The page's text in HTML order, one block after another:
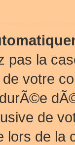
pas la
de votre
de
lors de